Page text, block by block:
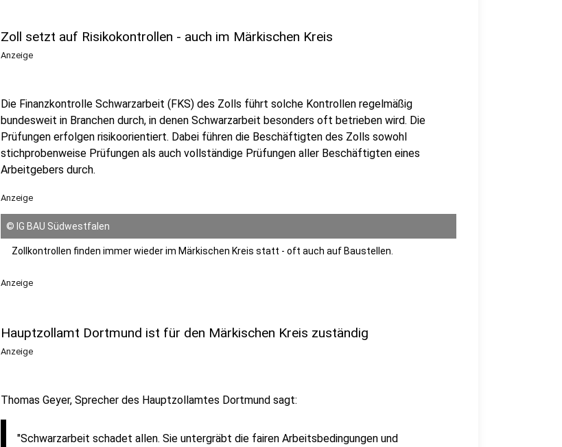
Zoll setzt auf Risikokontrollen - auch im Märkischen Kreis
Anzeige
Die Finanzkontrolle Schwarzarbeit (FKS) des Zolls führt solche Kontrollen regelmäßig
bundesweit in Branchen durch, in denen Schwarzarbeit besonders oft betrieben wird. Die
Prüfungen erfolgen risikoorientiert. Dabei führen die Beschäftigten des Zolls sowohl
stichprobenweise Prüfungen als auch vollständige Prüfungen aller Beschäftigten eines
Arbeitgebers durch.
Anzeige
© IG BAU Südwestfalen
Zollkontrollen finden immer wieder im Märkischen Kreis statt - oft auch auf Baustellen.
Anzeige
Hauptzollamt Dortmund ist für den Märkischen Kreis zuständig
Anzeige
Thomas Geyer, Sprecher des Hauptzollamtes Dortmund sagt:
"Schwarzarbeit schadet allen. Sie untergräbt die fairen Arbeitsbedingungen und